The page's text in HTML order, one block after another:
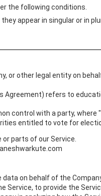
the following conditions.
appear in singular or in
or other legal entity on
Agreement) refers to
control with a party, where
entitled to vote for
parts of our Service.
on behalf of the
Service, to provide the